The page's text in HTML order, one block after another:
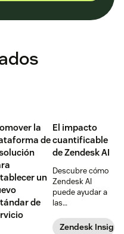
la
de
un
de
El impacto
cuantificable
de Zendesk AI
Descubre cómo
Zendesk AI
puede ayudar a
las
mejorar sus
Zendesk